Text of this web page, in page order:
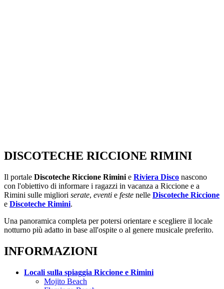
DISCOTECHE RICCIONE RIMINI
Il portale Discoteche Riccione Rimini e Riviera Disco nascono
con l'obiettivo di informare i ragazzi in vacanza a Riccione e a
Rimini sulle migliori serate, eventi e feste nelle Discoteche Riccione
e Discoteche Rimini.
Una panoramica completa per potersi orientare e scegliere il locale
notturno più adatto in base all'ospite o al genere musicale preferito.
INFORMAZIONI
Locali sulla spiaggia Riccione e Rimini
Mojito Beach